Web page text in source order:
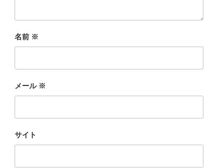
名前 ※
メール ※
サイト